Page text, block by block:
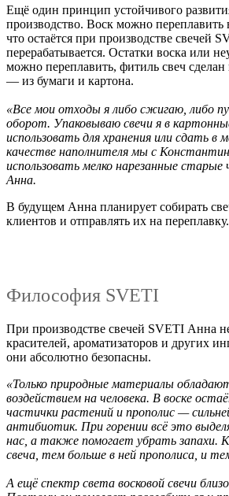
Ещё один принцип устойчивого
производство. Воск можно переплавить
что остаётся при производстве свечей
перерабатывается. Остатки воска или
можно переплавить, фитиль свеч сделан
— из бумаги и картона.
«Все мои отходы я либо сжигаю, либо
оборот. Упаковываю свечи я в
использовать для хранения или сдать в
качестве наполнителя мы с
использовать мелко нарезанные
Анна.
В будущем Анна планирует собирать
клиентов и отправлять их на переплавку.
Философия SVETI
При производстве свечей SVETI Анна
красителей, ароматизаторов и других
они абсолютно безопасны.
«Только природные материалы
воздействием на человека. В воске
частички растений и прополис —
антибиотик. При горении всё это
нас, а также помогает убрать запахи.
свеча, тем больше в ней прополиса, и
А ещё спектр света восковой свечи